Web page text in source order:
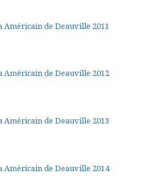
Américain de Deauville 2011
Américain de Deauville 2012
Américain de Deauville 2013
Américain de Deauville 2014